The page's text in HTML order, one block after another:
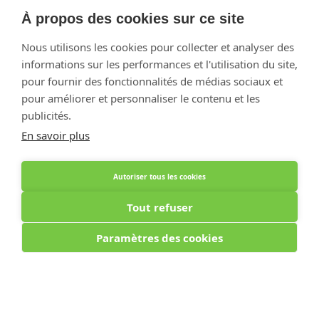
À propos des cookies sur ce site
Nous utilisons les cookies pour collecter et analyser des
informations sur les performances et l'utilisation du site,
pour fournir des fonctionnalités de médias sociaux et
pour améliorer et personnaliser le contenu et les
publicités.
En savoir plus
Autoriser tous les cookies
Tout refuser
Paramètres des cookies
Optiphar Geel - Dr. van de Perrestraat
Optiphar Turnhout
Optiphar Mol